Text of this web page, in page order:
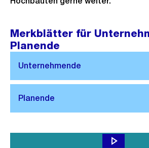
Merkblätter für
Planende
Städtischer Kreditorenworkflow im Amt für